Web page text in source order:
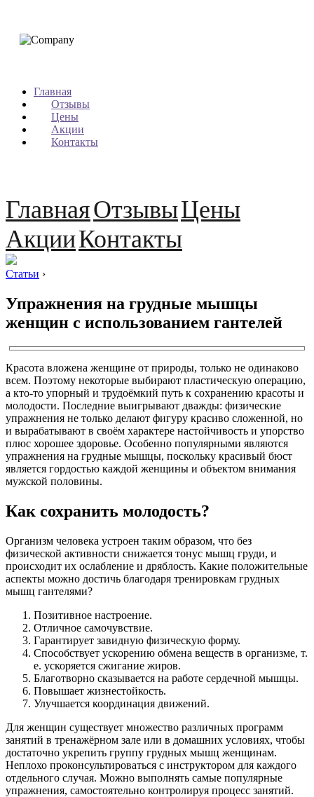
Главная
Отзывы
Цены
Акции
Контакты
ГлавнаяОтзывыЦены
АкцииКонтакты
Статьи ›
Упражнения на грудные мышцы
женщин с использованием гантелей
Красота вложена женщине от природы, только не одинаково
всем. Поэтому некоторые выбирают пластическую операцию,
а кто-то упорный и трудоёмкий путь к сохранению красоты и
молодости. Последние выигрывают дважды: физические
упражнения не только делают фигуру красиво сложенной, но
и вырабатывают в своём характере настойчивость и упорство
плюс хорошее здоровье. Особенно популярными являются
упражнения на грудные мышцы, поскольку красивый бюст
является гордостью каждой женщины и объектом внимания
мужской половины.
Как сохранить молодость?
Организм человека устроен таким образом, что без
физической активности снижается тонус мышц груди, и
происходит их ослабление и дряблость. Какие положительные
аспекты можно достичь благодаря тренировкам грудных
мышц гантелями?
Позитивное настроение.
Отличное самочувствие.
Гарантирует завидную физическую форму.
Способствует ускорению обмена веществ в организме, т.
е. ускоряется сжигание жиров.
Благотворно сказывается на работе сердечной мышцы.
Повышает жизнестойкость.
Улучшается координация движений.
Для женщин существует множество различных программ
занятий в тренажёрном зале или в домашних условиях, чтобы
достаточно укрепить группу грудных мышц женщинам.
Неплохо проконсультироваться с инструктором для каждого
отдельного случая. Можно выполнять самые популярные
упражнения, самостоятельно контролируя процесс занятий.